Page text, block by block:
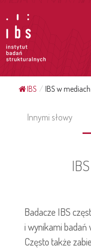
IBS / IBS w mediach
Innymi słowy
Badacze IBS
i wynikami badań
Często także